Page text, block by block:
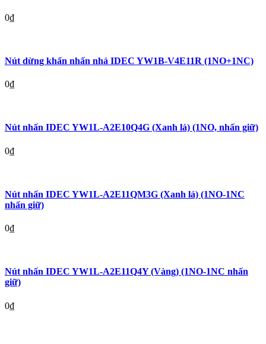
0₫
Nút dừng khẩn nhấn nhả IDEC YW1B-V4E11R (1NO+1NC)
0₫
Nút nhấn IDEC YW1L-A2E10Q4G (Xanh lá) (1NO, nhấn giữ)
0₫
Nút nhấn IDEC YW1L-A2E11QM3G (Xanh lá) (1NO-1NC
nhấn giữ)
0₫
Nút nhấn IDEC YW1L-A2E11Q4Y (Vàng) (1NO-1NC nhấn
giữ)
0₫